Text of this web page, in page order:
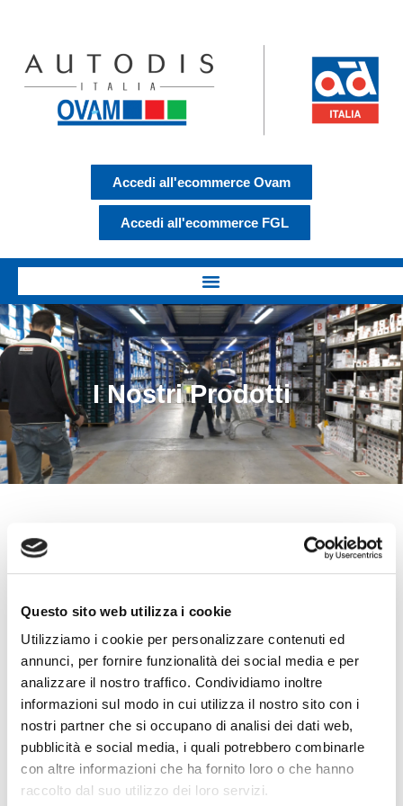
Questo sito web utilizza i cookie
Utilizziamo i cookie per personalizzare contenuti ed
annunci, per fornire funzionalità dei social media e per
analizzare il nostro traffico. Condividiamo inoltre
informazioni sul modo in cui utilizza il nostro sito con i
nostri partner che si occupano di analisi dei dati web,
pubblicità e social media, i quali potrebbero combinarle
con altre informazioni che ha fornito loro o che hanno
raccolto dal suo utilizzo dei loro servizi.
Accedi all'ecommerce Ovam
Accedi all'ecommerce FGL
I Nostri Prodotti
con oltre 120.000 codici
Ovam è un’azienda di distribuzione che rappresenta
30 marchi di prodotti
120.000
codici disponibili a magazzino, per un totale di
circa18.750 movimentatigiornalmente e pari a